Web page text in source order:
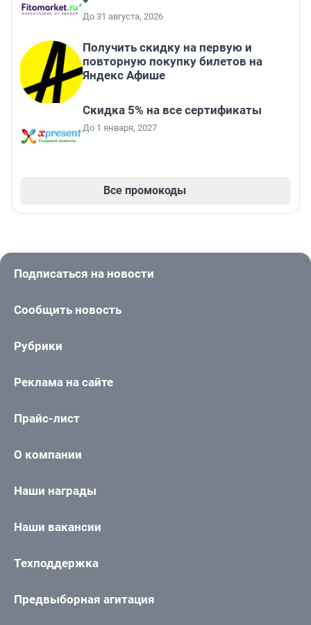
До 31 августа, 2026
Получить скидку на первую и
повторную покупку билетов на
Яндекс Афише
Скидка 5% на все сертификаты
До 1 января, 2027
Все промокоды
Подписаться на новости
Сообщить новость
Рубрики
Реклама на сайте
Прайс-лист
О компании
Наши награды
Наши вакансии
Техподдержка
Предвыборная агитация